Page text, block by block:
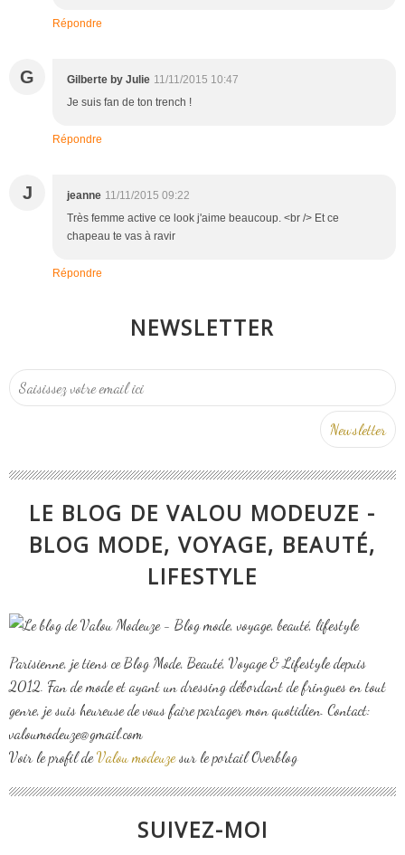
Répondre
G Gilberte by Julie 11/11/2015 10:47
Je suis fan de ton trench !
Répondre
J jeanne 11/11/2015 09:22
Très femme active ce look j'aime beaucoup. <br /> Et ce
chapeau te vas à ravir
Répondre
NEWSLETTER
LE BLOG DE VALOU MODEUZE -
BLOG MODE, VOYAGE, BEAUTÉ,
LIFESTYLE
Parisienne, je tiens ce Blog Mode, Beauté, Voyage & Lifestyle depuis
2012. Fan de mode et ayant un dressing débordant de fringues en tout
genre, je suis heureuse de vous faire partager mon quotidien. Contact:
valoumodeuze@gmail.com
Voir le profil deValou modeuzesur le portail Overblog
SUIVEZ-MOI